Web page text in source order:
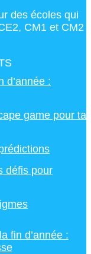
des écoles qui
CM1 et CM2
d’année :
game pour ta
défis pour
fin d’année :